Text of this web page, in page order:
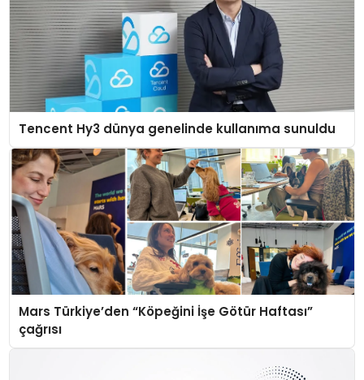
Tencent Hy3 dünya genelinde kullanıma sunuldu
Mars Türkiye’den “Köpeğini İşe Götür Haftası”
çağrısı